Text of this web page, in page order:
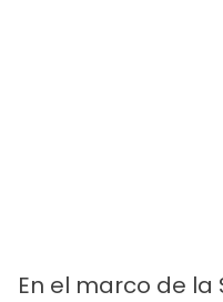
En el marco de